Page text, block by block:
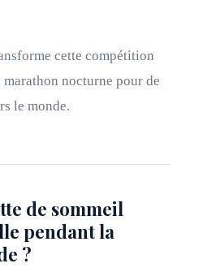
cette compétition
nocturne pour de
le monde.
de sommeil
pendant la
?